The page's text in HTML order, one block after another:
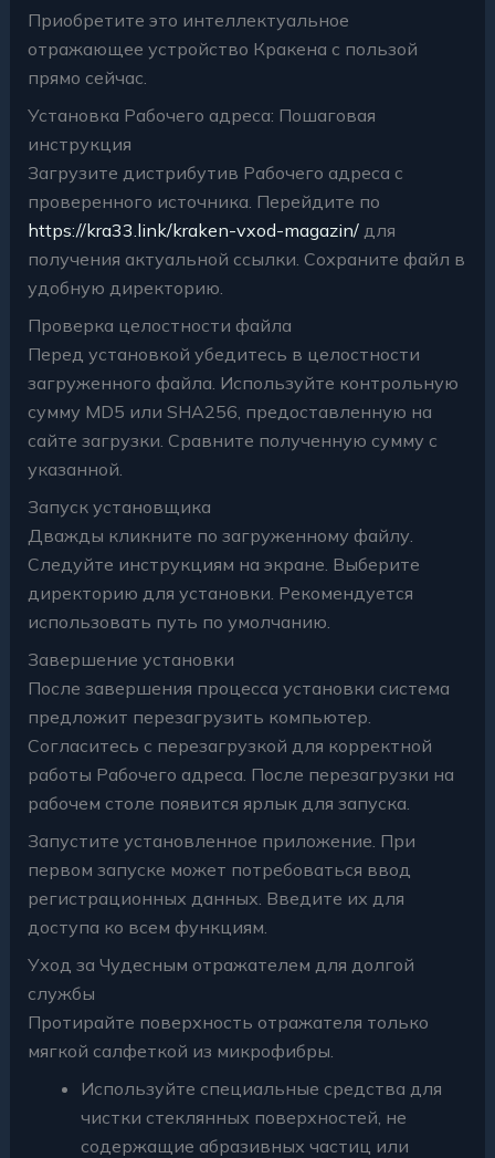
Приобретите это интеллектуальное
отражающее устройство Кракена с пользой
прямо сейчас.
Установка Рабочего адреса: Пошаговая
инструкция
Загрузите дистрибутив Рабочего адреса с
проверенного источника. Перейдите по
https://kra33.link/kraken-vxod-magazin/для
получения актуальной ссылки. Сохраните файл в
удобную директорию.
Проверка целостности файла
Перед установкой убедитесь в целостности
загруженного файла. Используйте контрольную
сумму MD5 или SHA256, предоставленную на
сайте загрузки. Сравните полученную сумму с
указанной.
Запуск установщика
Дважды кликните по загруженному файлу.
Следуйте инструкциям на экране. Выберите
директорию для установки. Рекомендуется
использовать путь по умолчанию.
Завершение установки
После завершения процесса установки система
предложит перезагрузить компьютер.
Согласитесь с перезагрузкой для корректной
работы Рабочего адреса. После перезагрузки на
рабочем столе появится ярлык для запуска.
Запустите установленное приложение. При
первом запуске может потребоваться ввод
регистрационных данных. Введите их для
доступа ко всем функциям.
Уход за Чудесным отражателем для долгой
службы
Протирайте поверхность отражателя только
мягкой салфеткой из микрофибры.
Используйте специальные средства для
чистки стеклянных поверхностей, не
содержащие абразивных частиц или